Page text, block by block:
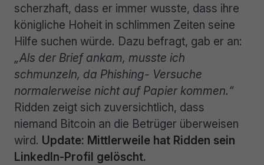
scherzhaft, dass er immer wusste, dass ihre
königliche Hoheit in schlimmen Zeiten seine
Hilfe suchen würde. Dazu befragt, gab er an:
„Als der Brief ankam, musste ich
schmunzeln, da Phishing- Versuche
normalerweise nicht auf Papier kommen.“
Ridden zeigt sich zuversichtlich, dass
niemand Bitcoin an die Betrüger überweisen
wird. Update: Mittlerweile hat Ridden sein
LinkedIn-Profil gelöscht.